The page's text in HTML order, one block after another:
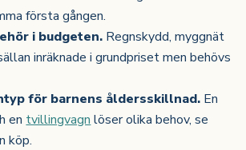
första gången.
i budgeten. Regnskydd, myggnät
inräknade i grundpriset men behövs
för barnens åldersskillnad. En
en tvillingvagn löser olika behov, se
köp.